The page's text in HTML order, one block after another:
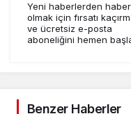
Yeni haberlerden
olmak için fırsatı
ve ücretsiz e-posta
aboneliğini hemen
Benzer Haberler